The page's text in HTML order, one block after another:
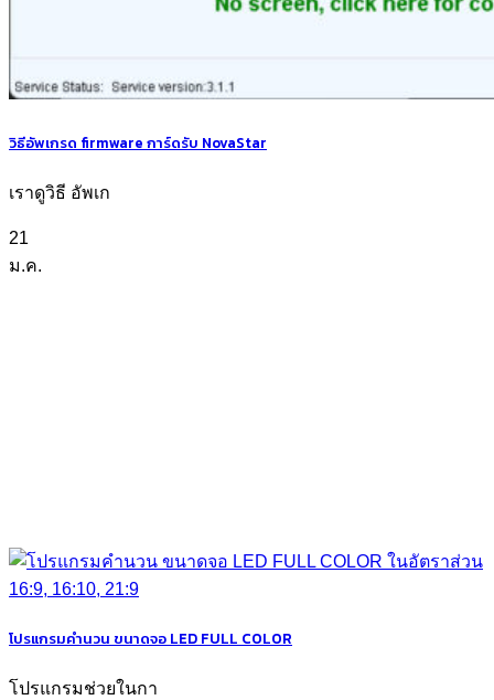
วิธีอัพเกรด firmware การ์ดรับ NovaStar
เราดูวิธี อัพเก
21
ม.ค.
โปรแกรมคำนวน ขนาดจอ LED FULL COLOR
โปรแกรมช่วยในกา